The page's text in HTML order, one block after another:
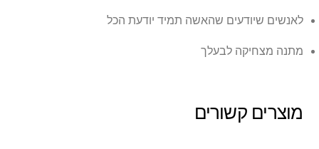
לאנשים שיודעים שהאשה תמיד יודעת הכל
מתנה מצחיקה לבעלך
מוצרים קשורים